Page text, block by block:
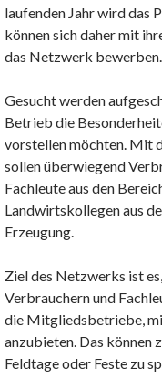
laufenden Jahr wird das
können sich daher mit
das Netzwerk bewerben.
Gesucht werden
Betrieb die
vorstellen möchten. Mit
sollen überwiegend
Fachleute aus den
Landwirtskollegen aus
Erzeugung.
Ziel des Netzwerks ist
Verbrauchern und
die Mitgliedsbetriebe,
anzubieten. Das können
Feldtage oder Feste zu